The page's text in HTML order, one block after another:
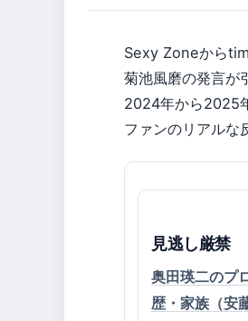
Sexy Zoneから
菊池風磨の発言が
2024年から2025
ファンのリアルな
見逃し厳禁
奥田瑛二のプ
歴・家族（安